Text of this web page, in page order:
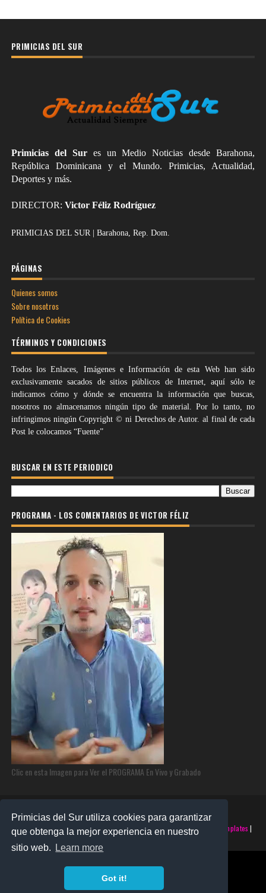
Primicias del Sur utiliza cookies para garantizar
que obtenga la mejor experiencia en nuestro
sitio web.
Learn more
Got it!
PRIMICIAS DEL SUR
Primicias del Sures un Medio Noticias desde Barahona,
República Dominicana y el Mundo. Primicias, Actualidad,
Deportes y más.
DIRECTOR: Victor Féliz Rodríguez
PRIMICIAS DEL SUR | Barahona, Rep. Dom.
PÁGINAS
Quienes somos
Sobre nosotros
Política de Cookies
TÉRMINOS Y CONDICIONES
Todos los Enlaces, Imágenes e Información de esta Web han sido
exclusivamente sacados de sitios públicos de Internet, aquí sólo te
indicamos cómo y dónde se encuentra la información que buscas,
nosotros no almacenamos ningún tipo de material. Por lo tanto, no
infringimos ningún Copyright © ni Derechos de Autor. al final de cada
Post le colocamos “Fuente”
BUSCAR EN ESTE PERIODICO
PROGRAMA - LOS COMENTARIOS DE VICTOR FÉLIZ
Clic en esta Imagen para Ver el PROGRAMA En Vivo y Grabado
©2025 PRIMICIAS DEL SUR | Derechos Reservados | Creado con SoraTemplates |
Realizado porSANTO MONTERO